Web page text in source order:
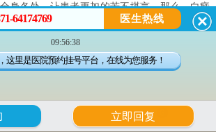
身各处，让患者更加的苦不堪言。那么，白癜
白癜风出现的原因有哪些？
素：酪氨酸、铜离子相对缺乏因素说黑色素
的生物化学过程。而多巴既是黑色素又是肾上
酪氨酸，经酪氨酸氧化而成。当精神紧张时会
64174769 医生热线
09:56:38
这里是医院预约挂号平台，在线为您服务！
立即回复